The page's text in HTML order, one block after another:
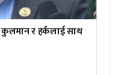
र हर्कलाई साथ